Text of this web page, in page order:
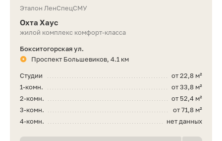
Эталон ЛенСпецСМУ
Охта Хаус
жилой комплекс комфорт-класса
Бокситогорская ул.
Проспект Большевиков, 4.1 км
от 22,8 м²
Студии
от 33,8 м²
1-комн.
от 52,4 м²
2-комн.
от 71,8 м²
3-комн.
нет данных
4-комн.